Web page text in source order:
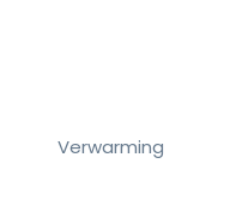
Verwarming